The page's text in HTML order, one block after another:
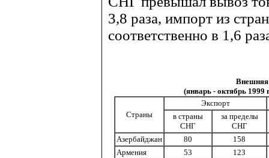
3,8 раза, импорт из
соответственно в 1,6
Внешняя
(январь - октябрь 1999
Страны
Экспорт
в страны
СНГ
за пределы
СНГ
Азербайджан
80
158
Армения
53
123